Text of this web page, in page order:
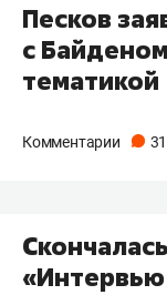
Песков
с
тематикой
Комментарии 31